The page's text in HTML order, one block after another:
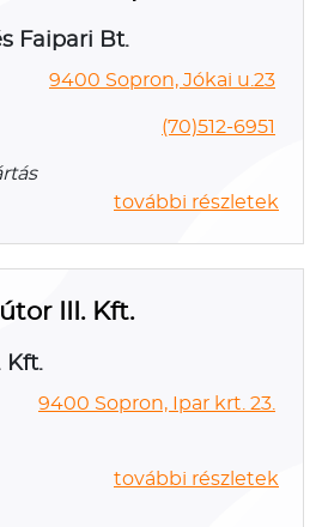
Faipari Bt.
9400 Sopron, Jókai u.23
(70)512-6951
további részletek
III. Kft.
Kft.
9400 Sopron, Ipar krt. 23.
további részletek